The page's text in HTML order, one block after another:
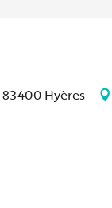
Hyères